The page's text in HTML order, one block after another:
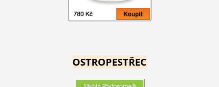
OSTROPESTŘEC